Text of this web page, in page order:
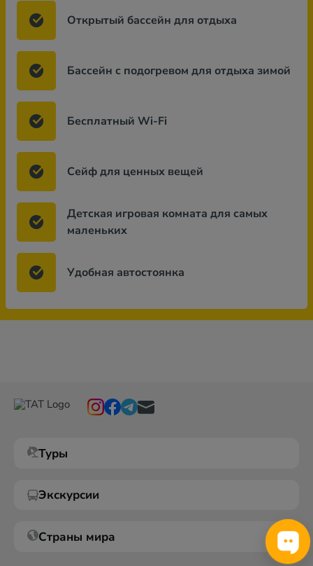
Открытый бассейн для отдыха
Бассейн с подогревом для отдыха зимой
Бесплатный Wi-Fi
Сейф для ценных вещей
Детская игровая комната для самых
маленьких
Удобная автостоянка
Туры
Экскурсии
Страны мира